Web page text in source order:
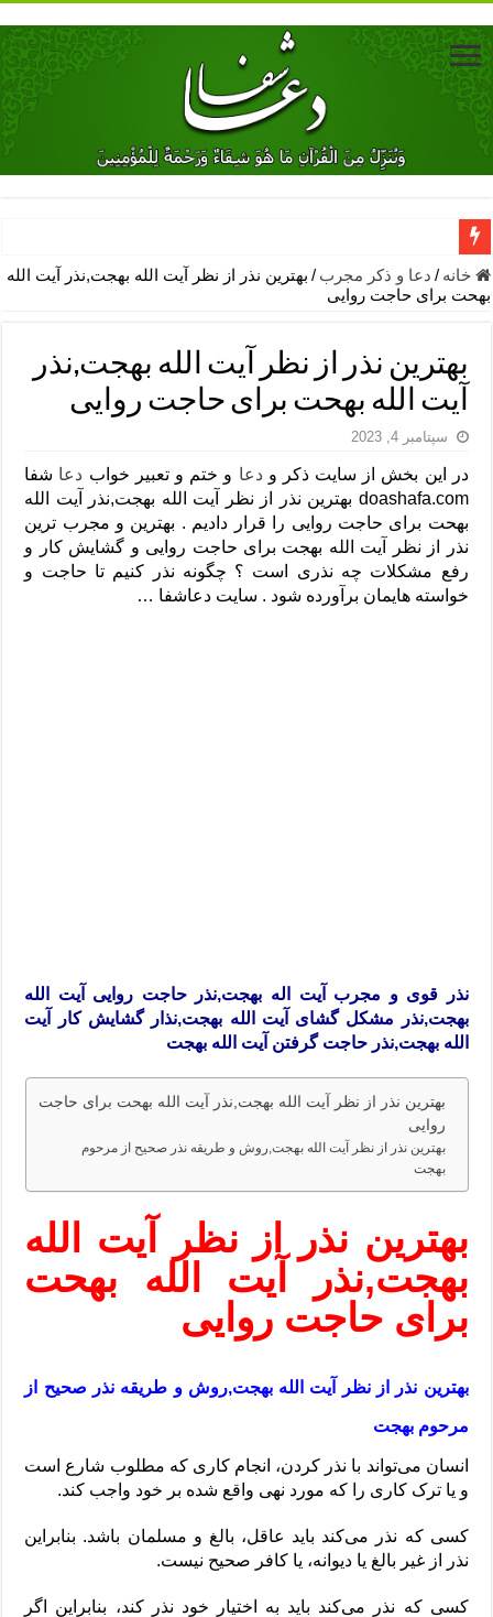
دعای جلب محبت فوری معشوق – دعای جلب محبت شوهر
دعای مشکل گشا برای رفع فقر – ذکرهای روزی‌ بخش
معجزات دعای یا من اظهر الجمیل – دعای یا من اظهر الجمیل برای
مهم ترین اذکار الهی و فضیلت آن ها – ذکر مخصوص مستجاب الدعوه
دعا برای ترس بچه ها در خواب – دعای ترس و بی خوابی کودکان
دعای رفع فقر و طلب رزق و روزی – آیه‌ جلب ثروت و برکت مال
لا حول ولا قوة الا بالله برای چشم زخم – دعای چشم زخم ماشاالله
دعای قوی رفع ترس – دعای مجرب برای آرامش قلب و رفع اضطراب
دعا برای پولدار شدن در یک روز – دعای ثروت حضرت سلیمان
خانه / دعا و ذکر مجرب / بهترین نذر از نظر آیت الله بهجت,نذر آیت الله
بهحت برای حاجت روایی
بهترین نذر از نظر آیت الله بهجت,نذر
آیت الله بهحت برای حاجت روایی
سپتامبر 4, 2023
در این بخش از سایت ذکر ودعا و ختم و تعبیر خواب دعا شفا
doashafa.com بهترین نذر از نظر آیت الله بهجت,نذر آیت الله
بهحت برای حاجت روایی را قرار دادیم . بهترین و مجرب ترین
نذر از نظر آیت الله بهجت برای حاجت روایی و گشایش کار و
رفع مشکلات چه نذری است ؟ چگونه نذر کنیم تا حاجت و
خواسته هایمان برآورده شود . سایت دعاشفا …
نذر قوی و مجرب آیت اله بهجت,نذر حاجت روایی آیت الله
بهجت,نذر مشکل گشای آیت الله بهجت,نذار گشایش کار آیت
الله بهجت,نذر حاجت گرفتن آیت الله بهجت
بهترین نذر از نظر آیت الله بهجت,نذر آیت الله بهحت برای حاجت
روایی
بهترین نذر از نظر آیت الله بهجت,روش و طریقه نذر صحیح از مرحوم
بهجت
بهترین نذر از نظر آیت الله
بهجت,نذر آیت الله بهحت
برای حاجت روایی
بهترین نذر از نظر آیت الله بهجت,روش و طریقه نذر صحیح از
مرحوم بهجت
انسان می‌تواند با نذر کردن، انجام کاری که مطلوب شارع است
و یا ترک کاری را که مورد نهی واقع شده بر خود واجب کند.
کسی که نذر می‌کند باید عاقل، بالغ و مسلمان باشد. بنابراین
نذر از غیر بالغ یا دیوانه، یا کافر صحیح نیست.
کسی که نذر می‌کند باید به اختیار خود نذر کند، بنابراین اگر